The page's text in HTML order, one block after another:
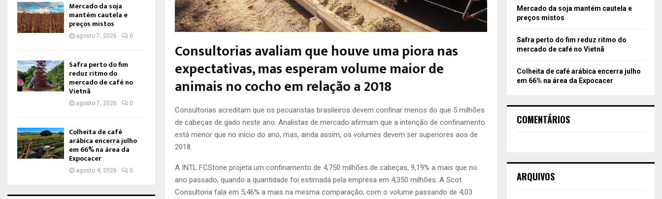
Consultorias avaliam que houve uma piora nas
expectativas, mas esperam volume maior de
animais no cocho em relação a 2018
Consultorias acreditam que os pecuaristas brasileiros devem confinar menos do que 5 milhões
de cabeças de gado neste ano. Analistas de mercado afirmam que a intenção de confinamento
está menor que no início do ano, mas, ainda assim, os volumes devem ser superiores aos de
2018.
A INTL FCStone projeta um confinamento de 4,750 milhões de cabeças, 9,19% a mais que no
ano passado, quando a quantidade foi estimada pela empresa em 4,350 milhões. A Scot
Consultoria fala em 5,46% a mais na mesma comparação, com o volume passando de 4,03
Mercado da soja
mantém cautela e
preços mistos
agosto 7, 2026 0
Safra perto do fim
reduz ritmo do
mercado de café no
Vietnã
agosto 7, 2026 0
Colheita de café
arábica encerra julho
em 66% na área da
Expocacer
agosto 4, 2026 0
Mercado da soja mantém cautela e
preços mistos
Safra perto do fim reduz ritmo do
mercado de café no Vietnã
Colheita de café arábica encerra julho
em 66% na área da Expocacer
COMENTÁRIOS
ARQUIVOS